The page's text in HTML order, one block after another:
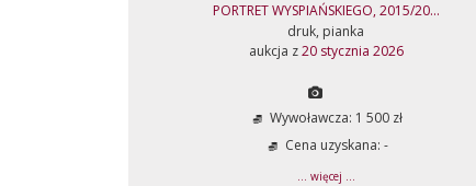
PORTRET WYSPIAŃSKIEGO, 2015/20...
druk, pianka
aukcja z20 stycznia 2026
Wywoławcza: 1 500 zł
Cena uzyskana: -
... więcej ...